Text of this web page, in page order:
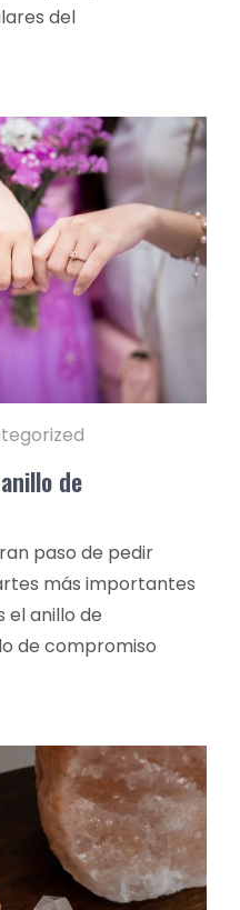
del
de
paso de pedir
más importantes
el anillo de
de compromiso